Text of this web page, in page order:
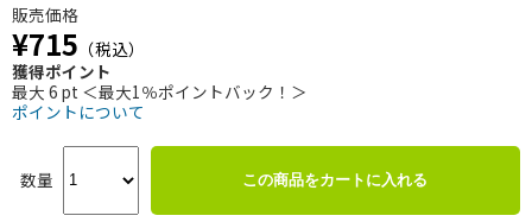
販売価格
¥715 （税込）
獲得ポイント
最大 6 pt ＜最大1％ポイントバック！＞
ポイントについて
数量 この商品をカートに入れる